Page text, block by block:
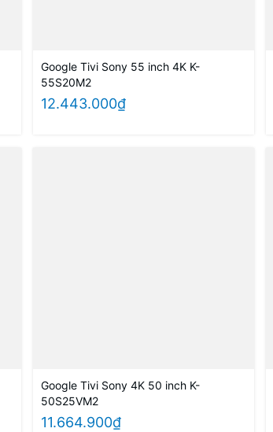
Google Tivi Sony 55 inch 4K K-
55S20M2
12.443.000₫
Google Tivi Sony 4K 50 inch K-
50S25VM2
11.664.900₫